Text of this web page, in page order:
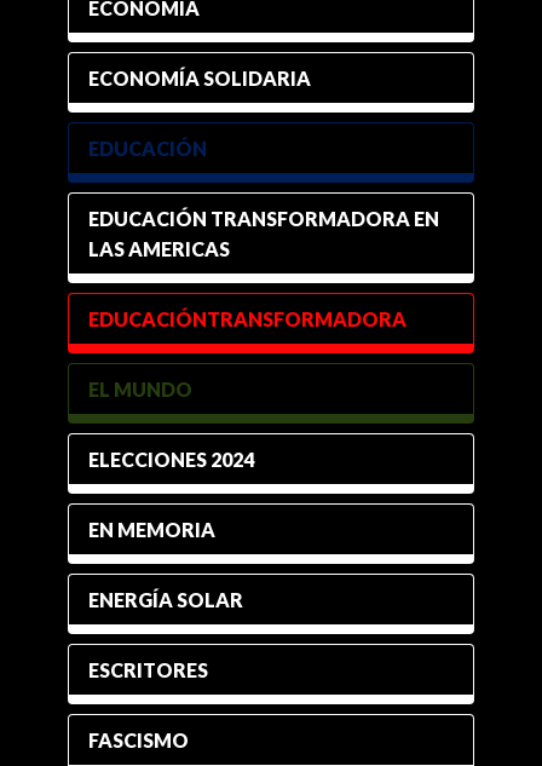
ECONOMÍA
ECONOMÍA SOLIDARIA
EDUCACIÓN
EDUCACIÓN TRANSFORMADORA EN
LAS AMERICAS
EDUCACIÓNTRANSFORMADORA
EL MUNDO
ELECCIONES 2024
EN MEMORIA
ENERGÍA SOLAR
ESCRITORES
FASCISMO